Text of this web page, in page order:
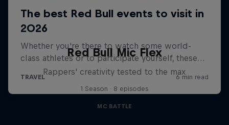
Red Bull Mic Flex
Rappers' creativity tested to the max
1 Season · 8 episodes
MC BATTLE